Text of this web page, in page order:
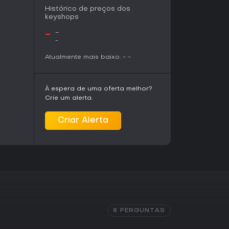
considerar o interesse pessoal em
compartilhou análises profundas
Histórico de preços dos
keyshops
- -
-
Atualmente mais baixo: - -
À espera de uma oferta melhor?
Crie um alerta.
Criar Alerta
8 PERGUNTAS